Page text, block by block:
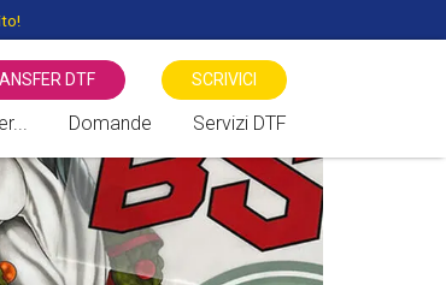
DTF SCRIVICI
DTF Sportive
Culturali
Domande
Transfer Serigrafici Vs DTF -
Direct to Film
Stampa diretta DTG Vs DTF
Servizi DTF